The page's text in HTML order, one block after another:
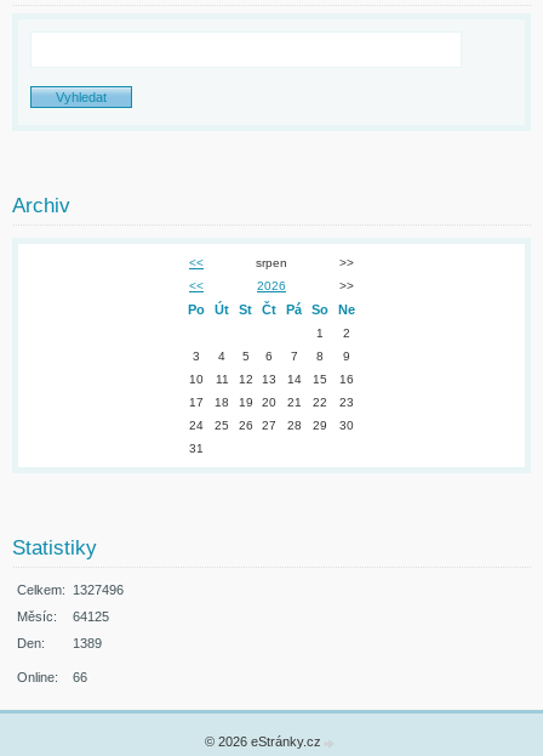
Archiv
<< srpen
>>
<<
2026 >>
Po Út St Čt Pá So Ne
1
2
3
4 5 6 7 8
9
10
11 12 13 14 15
16
17
18 19 20 21 22
23
24
25 26 27 28 29
30
31
Statistiky
Online: 66
Celkem: 1327496
Měsíc:
64125
Den:
1389
© 2026 eStránky.cz